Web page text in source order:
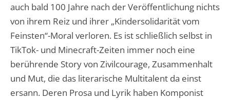
auch bald 100 Jahre nach der Veröffentlichung nichts
von ihrem Reiz und ihrer „Kindersolidarität vom
Feinsten“-Moral verloren. Es ist schließlich selbst in
TikTok- und Minecraft-Zeiten immer noch eine
berührende Story von Zivilcourage, Zusammenhalt
und Mut, die das literarische Multitalent da einst
ersann. Deren Prosa und Lyrik haben Komponist